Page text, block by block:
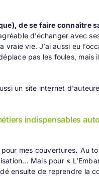
de se faire connaître
d’échanger avec
vie. J’ai aussi eu
pas les foules, mais
un site internet d'auteure
indispensables
mes couvertures. Au
Mais pour «
ensuite de reprendre la